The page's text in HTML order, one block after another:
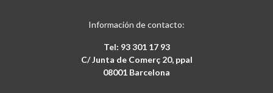
Información de contacto:
Tel: 93 301 17 93
C/ Junta de Comerç 20, ppal
08001 Barcelona